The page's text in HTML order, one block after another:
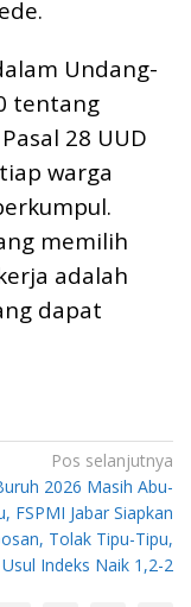
Undang-
tentang
28 UUD
warga
memilih
adalah
dapat
Pos selanjutnya
2026 Masih Abu-
FSPMI Jabar Siapkan
Tolak Tipu-Tipu,
Usul Indeks Naik 1,2-2